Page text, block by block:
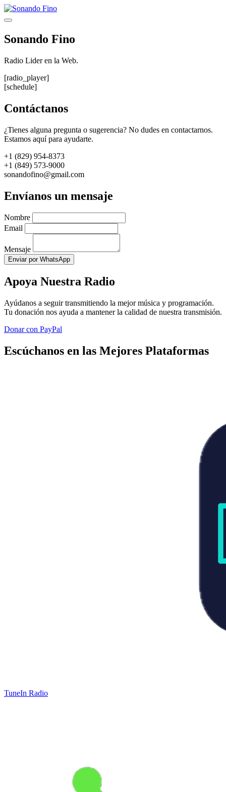
Saltar
al
Menú
Sonando Fino
Radio Lider en la Web.
[radio_player]
[schedule]
Contáctanos
¿Tienes alguna pregunta o sugerencia? No dudes en contactarnos.
Estamos aquí para ayudarte.
+1 (829) 954-8373
+1 (849) 573-9000
sonandofino@gmail.com
Envíanos un mensaje
Nombre
Email
Mensaje
Enviar por WhatsApp
Apoya Nuestra Radio
Ayúdanos a seguir transmitiendo la mejor música y programación.
Tu donación nos ayuda a mantener la calidad de nuestra transmisión.
Donar con PayPal
Escúchanos en las Mejores Plataformas
TuneIn Radio